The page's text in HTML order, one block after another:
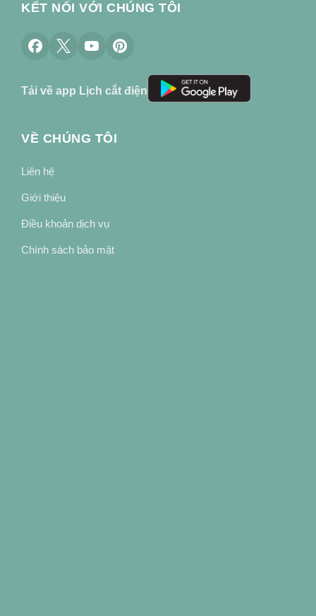
KẾT NỐI VỚI CHÚNG TÔI
Tải về app Lịch cắt điện
VỀ CHÚNG TÔI
Liên hệ
Giới thiệu
Điều khoản dịch vụ
Chính sách bảo mật